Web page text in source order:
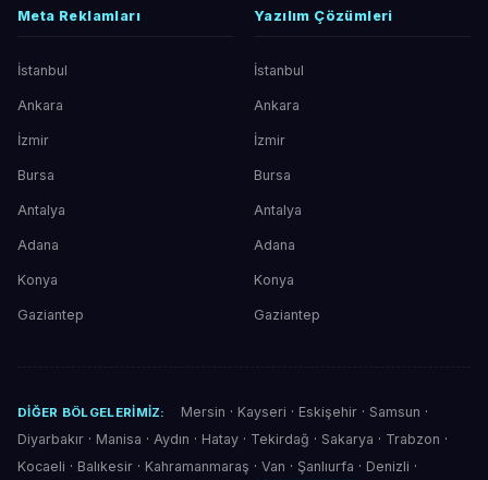
Meta Reklamları
İstanbul
Ankara
İzmir
Bursa
Antalya
Adana
Konya
Gaziantep
Yazılım Çözümleri
İstanbul
Ankara
İzmir
Bursa
Antalya
Adana
Konya
Gaziantep
DIĞER BÖLGELERIMIZ: Mersin · Kayseri · Eskişehir· Samsun ·
Diyarbakır · Manisa · Aydın · Hatay · Tekirdağ · Sakarya · Trabzon ·
Kocaeli · Balıkesir · Kahramanmaraş · Van · Şanlıurfa · Denizli ·